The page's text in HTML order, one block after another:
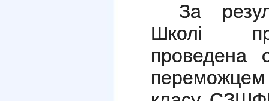
За
Школі
проведена